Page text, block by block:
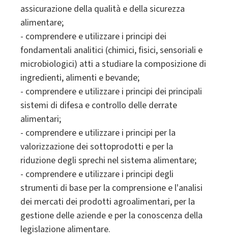
assicurazione della qualità e della sicurezza
alimentare;
- comprendere e utilizzare i principi dei
fondamentali analitici (chimici, fisici, sensoriali e
microbiologici) atti a studiare la composizione di
ingredienti, alimenti e bevande;
- comprendere e utilizzare i principi dei principali
sistemi di difesa e controllo delle derrate
alimentari;
- comprendere e utilizzare i principi per la
valorizzazione dei sottoprodotti e per la
riduzione degli sprechi nel sistema alimentare;
- comprendere e utilizzare i principi degli
strumenti di base per la comprensione e l'analisi
dei mercati dei prodotti agroalimentari, per la
gestione delle aziende e per la conoscenza della
legislazione alimentare.